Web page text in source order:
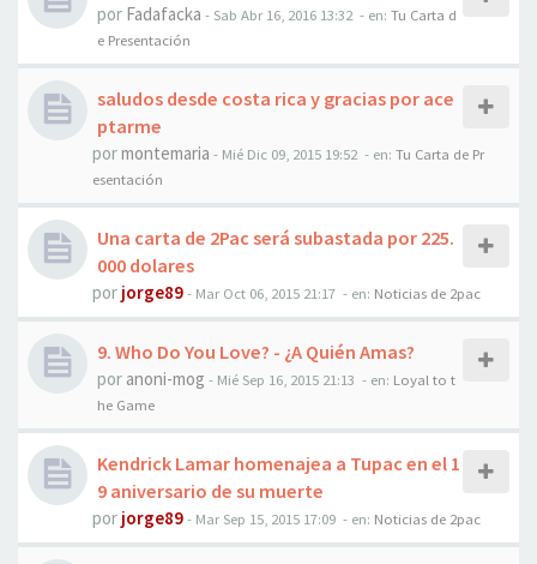
por Fadafacka - Sab Abr 16, 2016 13:32 - en: Tu Carta d
e Presentación
saludos desde costa rica y gracias por ace
ptarme
pormontemaria - Mié Dic 09, 2015 19:52 - en: Tu Carta de Pr
esentación
Una carta de 2Pac será subastada por 225.
000 dolares
por jorge89- Mar Oct 06, 2015 21:17 - en: Noticias de 2pac
9. Who Do You Love? - ¿A Quién Amas?
por anoni-mog - Mié Sep 16, 2015 21:13 - en: Loyal to t
he Game
Kendrick Lamar homenajea a Tupac en el 1
9 aniversario de su muerte
por jorge89- Mar Sep 15, 2015 17:09 - en: Noticias de 2pac